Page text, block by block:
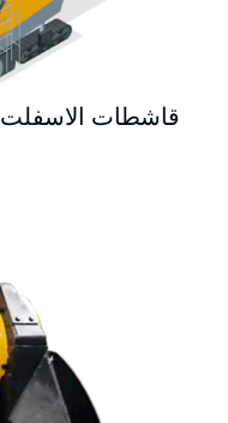
قاشطات الاسفلت